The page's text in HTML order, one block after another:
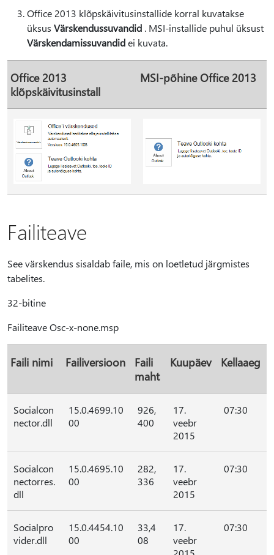
Office 2013 klõpskäivitusinstallide korral kuvatakse
üksus Värskendussuvandid . MSI-installide puhul üksust
Värskendamissuvandidei kuvata.
Office 2013
klõpskäivitusinstall
MSI-põhine Office 2013
Failiteave
See värskendus sisaldab faile, mis on loetletud järgmistes
tabelites.
32-bitine
Failiteave Osc-x-none.msp
Faili nimi Failiversioon
Faili
maht
Kuupäev Kellaaeg
Socialcon
nector.dll
15.0.4699.10
00
926,
400
17.
veebr
2015
07:30
Socialcon
nectorres.
dll
15.0.4695.10
00
282,
336
17.
veebr
2015
07:30
Socialpro
vider.dll
15.0.4454.10
00
33,4
08
17.
veebr
07:30